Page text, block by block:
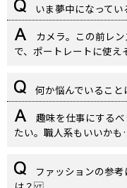
いま夢中になってい
カメラ。この前レ
で、ポートレートに使え
何か悩んでいること
趣味を仕事にする
たい。職人系もいいかも
ファッションの参